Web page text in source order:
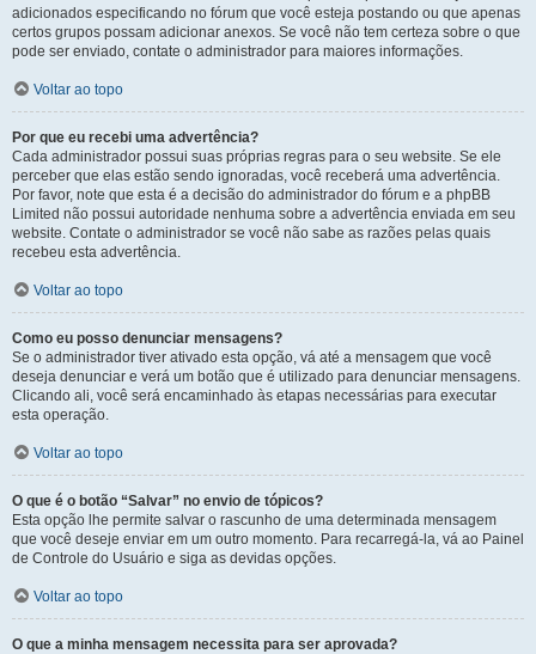
adicionados especificando no fórum que você esteja postando ou que apenas
certos grupos possam adicionar anexos. Se você não tem certeza sobre o que
pode ser enviado, contate o administrador para maiores informações.
Voltar ao topo
Por que eu recebi uma advertência?
Cada administrador possui suas próprias regras para o seu website. Se ele
perceber que elas estão sendo ignoradas, você receberá uma advertência.
Por favor, note que esta é a decisão do administrador do fórum e a phpBB
Limited não possui autoridade nenhuma sobre a advertência enviada em seu
website. Contate o administrador se você não sabe as razões pelas quais
recebeu esta advertência.
Voltar ao topo
Como eu posso denunciar mensagens?
Se o administrador tiver ativado esta opção, vá até a mensagem que você
deseja denunciar e verá um botão que é utilizado para denunciar mensagens.
Clicando ali, você será encaminhado às etapas necessárias para executar
esta operação.
Voltar ao topo
O que é o botão “Salvar” no envio de tópicos?
Esta opção lhe permite salvar o rascunho de uma determinada mensagem
que você deseje enviar em um outro momento. Para recarregá-la, vá ao Painel
de Controle do Usuário e siga as devidas opções.
Voltar ao topo
O que a minha mensagem necessita para ser aprovada?